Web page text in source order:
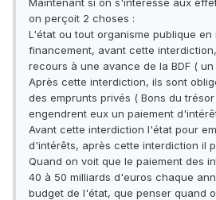
Maintenant si on s'interesse aux
on perçoit 2 choses :
L'état ou tout organisme publique en
financement, avant cette
recours à une avance de la BDF (
Après cette interdiction, ils sont
des emprunts privés ( Bons du
engendrent eux un paiement
Avant cette interdiction l'état pour
d'intérêts, après cette interdiction il
Quand on voit que le paiement des
40 à 50 milliards d'euros chaque
budget de l'état, que penser quand